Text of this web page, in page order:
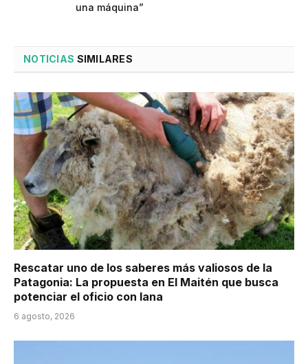
una máquina”
NOTICIAS SIMILARES
Rescatar uno de los saberes más valiosos de la
Patagonia: La propuesta en El Maitén que busca
potenciar el oficio con lana
6 agosto, 2026